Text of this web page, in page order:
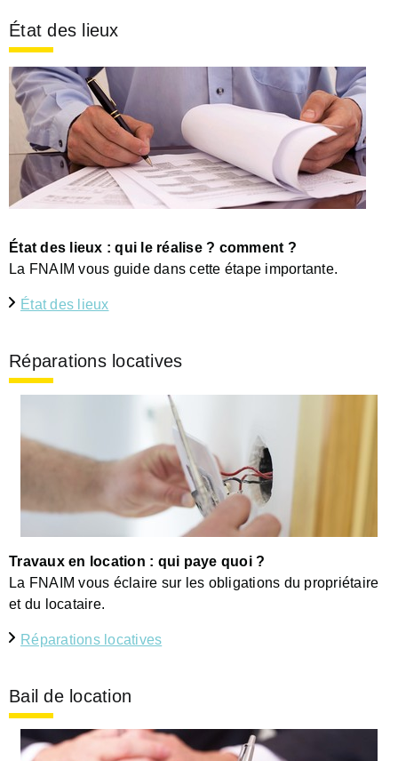
État des lieux
État des lieux : qui le réalise ? comment ?
La FNAIM vous guide dans cette étape importante.
État des lieux
Réparations locatives
Travaux en location : qui paye quoi ?
La FNAIM vous éclaire sur les obligations du propriétaire
et du locataire.
Réparations locatives
Bail de location